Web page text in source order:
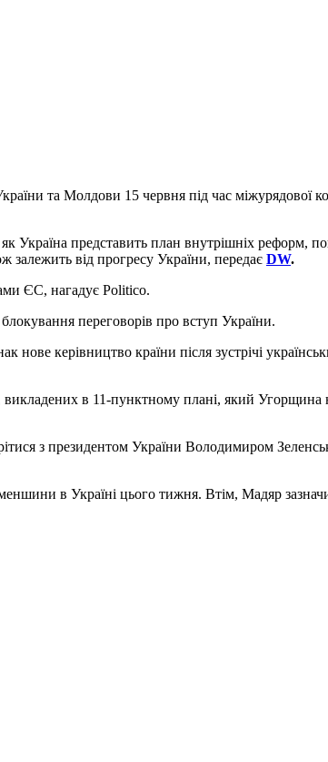
та Молдови 15 червня під час міжурядової
Україна представить план внутрішніх реформ,
від прогресу України, передає DW.
ЄС, нагадує Politico.
переговорів про вступ України.
керівництво країни після зустрічі
викладених в 11-пунктному плані, який Угорщина
з президентом України Володимиром
в Україні цього тижня. Втім, Мадяр